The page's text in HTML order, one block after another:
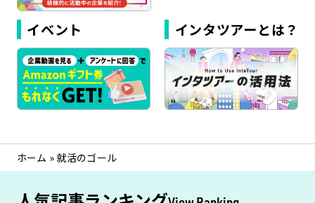
イベント インタツアーとは？
ホーム » 就活のゴール